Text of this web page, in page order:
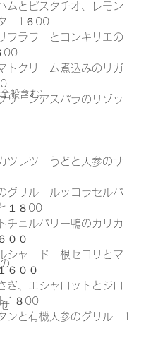
般含む）
ムとピスタチオ、レモン
　1６00
フラワーとコンキリエの
00
トクリーム煮込みのリガ
リーンアスパラのリゾッ
ツレツ　うどと人参のサ
グリル　ルッコラセルバ
１８00
チェルバリー鴨のカリカ
００
シャ―ド　根セロリとマ
６００
ぎ、エシャロットとジロ
1８00
ンと有機人参のグリル　1